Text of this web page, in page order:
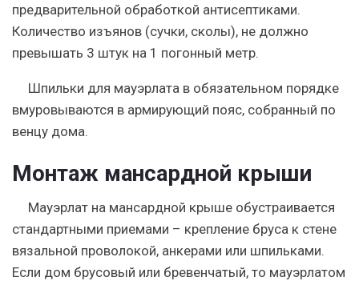
предварительной обработкой антисептиками.
Количество изъянов (сучки, сколы), не должно
превышать 3 штук на 1 погонный метр.
Шпильки для мауэрлата в обязательном порядке
вмуровываются в армирующий пояс, собранный по
венцу дома.
Монтаж мансардной крыши
Мауэрлат на мансардной крыше обустраивается
стандартными приемами – крепление бруса к стене
вязальной проволокой, анкерами или шпильками.
Если дом брусовый или бревенчатый, то мауэрлатом